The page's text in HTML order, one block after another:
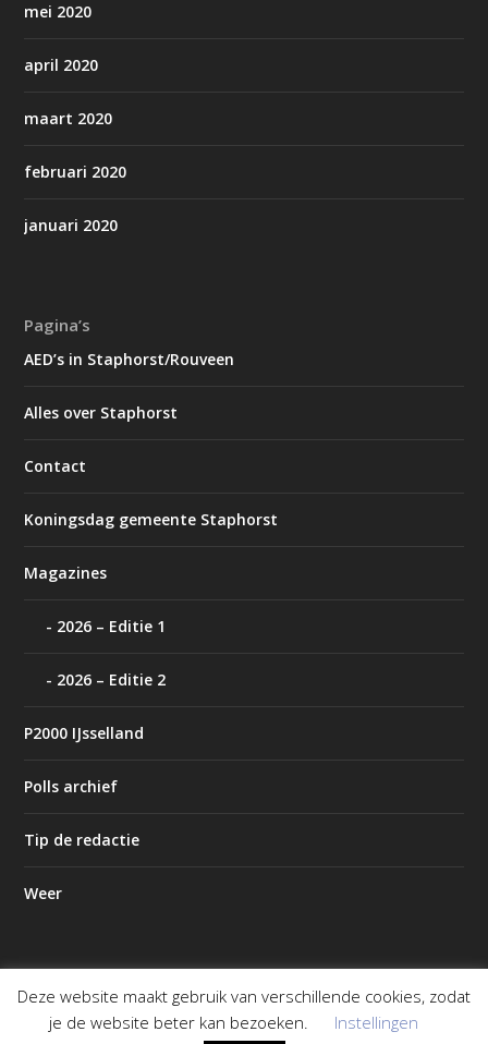
mei 2020
april 2020
maart 2020
februari 2020
januari 2020
Pagina’s
AED’s in Staphorst/Rouveen
Alles over Staphorst
Contact
Koningsdag gemeente Staphorst
Magazines
2026 – Editie 1
2026 – Editie 2
P2000 IJsselland
Polls archief
Tip de redactie
Weer
Ontworpen doorElegant Themes | Mogelijk gemaakt door
WordPress
Deze website maakt gebruik van verschillende cookies, zodat
je de website beter kan bezoeken.
Instellingen